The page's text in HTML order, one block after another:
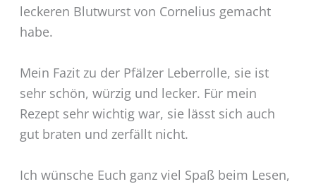
leckeren Blutwurst von Cornelius gemacht
habe.
Mein Fazit zu der Pfälzer Leberrolle, sie ist
sehr schön, würzig und lecker. Für mein
Rezept sehr wichtig war, sie lässt sich auch
gut braten und zerfällt nicht.
Ich wünsche Euch ganz viel Spaß beim Lesen,